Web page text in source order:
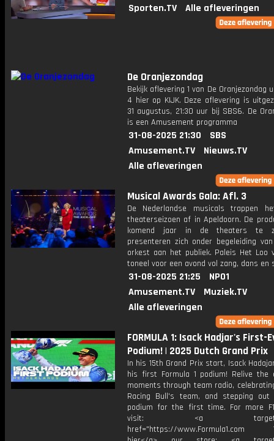
Sporten.TV
Alle afleveringen
De Oranjezondag
Bekijk aflevering 1 van De Oranjezondag
4 hier op KIJK. Deze aflevering is
31 augustus, 21:30 uur bij SBS6. De
is een Amusement programma
31-08-2025 21:30
SBS
Amusement.TV
Nieuws.TV
Alle afleveringen
Musical Awards Gala: Afl. 3
De Nederlandse musicals trappen
theaterseizoen af in Apeldoorn. De
komend jaar in de theaters te
presenteren zich onder begeleiding
orkest aan het publiek. Paleis Het Loo
toneel voor een avond vol zang, dans en
31-08-2025 21:25
NPO1
Amusement.TV
Muziek.TV
Alle afleveringen
FORMULA 1: Isack Hadjar's First-
Podium! | 2025 Dutch Grand Prix
In his 15th Grand Prix start, Isack
his first Formula 1 podium! Relive the
moments through team radio,
Racing Bull's team, and stepping
podium for the first time. For more
visit: <a
href="https://www.Formula1.com